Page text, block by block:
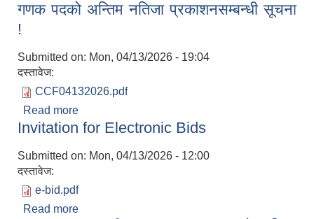
सूचना ।
गणक पदको अन्तिम नतिजा प्रकाशनसम्बन्धी सूचना
!
Submitted on: Mon, 04/13/2026 - 19:04
दस्तावेज:
CCF04132026.pdf
Read more
Invitation for Electronic Bids
Submitted on: Mon, 04/13/2026 - 12:00
दस्तावेज:
e-bid.pdf
Read more